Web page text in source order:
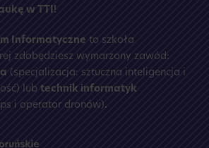
w TTI!
Informatyczne to szkoła
zdobędziesz wymarzony zawód:
(specjalizacja: sztuczna inteligencja i
lub technik informatyk
i operator dronów).